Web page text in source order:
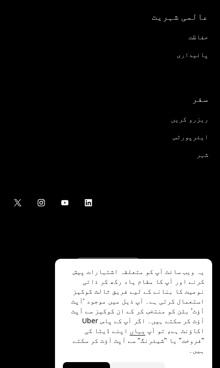
عالمی شہریت
حفاظت
پائیداری
سفر
ریزرو کریں
ایئرپورٹس
شہر
©
2026
.Uber Technologies Inc
شرائط
یہ ویب سائٹ آپ کو متعلقہ اشتہارات پیش
کرنے اور آپ کا مقام یاد رکھ کر ذاتی
نوعیت کا بنانے کے لیے فریق ثالث کوکیز
استعمال کرتی ہے۔ آپ ذیل میں موجود 'آپٹ
آؤٹ' بٹن کو منتخب کر کے ان کوکیز سے آپٹ
آؤٹ کر سکتے ہیں۔ اگر آپ کے پاس Uber
اکاؤنٹ ہے، تو آپ یہاں اپنے ڈیٹا کی
"فروخت" یا "شیئرنگ" سے آپٹ آؤٹ کر سکتے
ہیں۔